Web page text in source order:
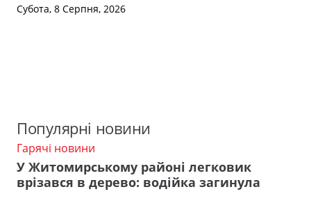
Субота, 8 Серпня, 2026
Популярні новини
Гарячі новини
У Житомирському районі легковик
врізався в дерево: водійка загинула